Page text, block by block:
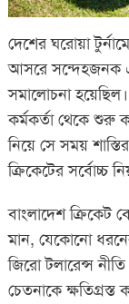
দেশের ঘরোয়া
আসরে সন্দেহজনক
সমালোচনা
কর্মকর্তা থেকে শুরু
নিয়ে সে সময়
ক্রিকেটের সর্বোচ্চ
বাংলাদেশ ক্রিকেট
মান, যেকোনো
জিরো টলারেন্স
চেতনাকে